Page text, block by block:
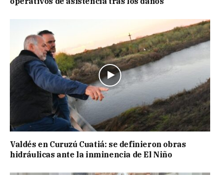
Valdés en Curuzú Cuatiá: se definieron obras
hidráulicas ante la inminencia de El Niño